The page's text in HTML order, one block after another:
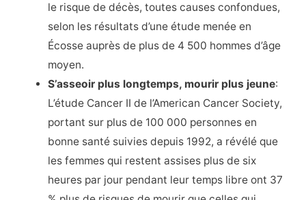
le risque de décès, toutes causes confondues,
selon les résultats d’une étude menée en
Écosse auprès de plus de 4 500 hommes d’âge
moyen.
S’asseoir plus longtemps, mourir plus jeune:
L’étude Cancer II de l’American Cancer Society,
portant sur plus de 100 000 personnes en
bonne santé suivies depuis 1992, a révélé que
les femmes qui restent assises plus de six
heures par jour pendant leur temps libre ont 37